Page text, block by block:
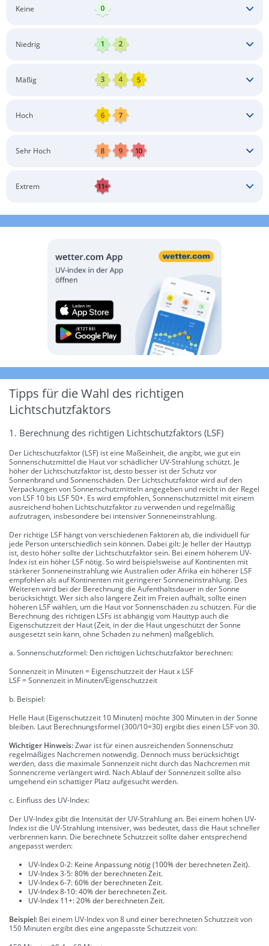
Keine
Niedrig
Mäßig
Langärmlige Bekleidung
Hoch
Langärmlige Bekleidung
Sonnenbrille
Sehr Hoch
Langärmlige Bekleidung
Extrem
Tipps für die Wahl des richtigen
Lichtschutzfaktors
1. Berechnung des richtigen Lichtschutzfaktors (LSF)
Der Lichtschutzfaktor (LSF) ist eine Maßeinheit, die angibt, wie gut ein
Sonnenschutzmittel die Haut vor schädlicher UV-Strahlung schützt. Je
höher der Lichtschutzfaktor ist, desto besser ist der Schutz vor
Sonnenbrand und Sonnenschäden. Der Lichtschutzfaktor wird auf den
Verpackungen von Sonnenschutzmitteln angegeben und reicht in der Regel
von LSF 10 bis LSF 50+. Es wird empfohlen, Sonnenschutzmittel mit einem
ausreichend hohen Lichtschutzfaktor zu verwenden und regelmäßig
aufzutragen, insbesondere bei intensiver Sonneneinstrahlung.
Der richtige LSF hängt von verschiedenen Faktoren ab, die individuell für
jede Person unterschiedlich sein können. Dabei gilt: Je heller der Hauttyp
ist, desto höher sollte der Lichtschutzfaktor sein. Bei einem höherem UV-
Index ist ein höher LSF nötig. So wird beispielsweise auf Kontinenten mit
stärkerer Sonneneinstrahlung wie Australien oder Afrika ein höherer LSF
empfohlen als auf Kontinenten mit geringerer Sonneneinstrahlung. Des
Weiteren wird bei der Berechnung die Aufenthaltsdauer in der Sonne
berücksichtigt. Wer sich also längere Zeit im Freien aufhält, sollte einen
höheren LSF wählen, um die Haut vor Sonnenschäden zu schützen. Für die
Berechnung des richtigen LSFs ist abhängig vom Hauttyp auch die
Eigenschutzzeit der Haut (Zeit, in der die Haut ungeschützt der Sonne
ausgesetzt sein kann, ohne Schaden zu nehmen) maßgeblich.
a. Sonnenschutzformel: Den richtigen Lichtschutzfaktor berechnen:
Sonnenzeit in Minuten = Eigenschutzzeit der Haut x LSF
LSF = Sonnenzeit in Minuten/Eigenschutzzeit
b. Beispiel:
Helle Haut (Eigenschutzzeit 10 Minuten) möchte 300 Minuten in der Sonne
bleiben. Laut Berechnungsformel (300/10=30) ergibt dies einen LSF von 30.
Wichtiger Hinweis:Zwar ist für einen ausreichenden Sonnenschutz
regelmäßiges Nachcremen notwendig. Dennoch muss berücksichtigt
werden, dass die maximale Sonnenzeit nicht durch das Nachcremen mit
Sonnencreme verlängert wird. Nach Ablauf der Sonnenzeit sollte also
umgehend ein schattiger Platz aufgesucht werden.
c. Einfluss des UV-Index:
Der UV-Index gibt die Intensität der UV-Strahlung an. Bei einem hohen UV-
Index ist die UV-Strahlung intensiver, was bedeutet, dass die Haut schneller
verbrennen kann. Die berechnete Schutzzeit sollte daher entsprechend
angepasst werden:
UV-Index 0-2: Keine Anpassung nötig (100% der berechneten Zeit).
UV-Index 3-5: 80% der berechneten Zeit.
UV-Index 6-7: 60% der berechneten Zeit.
UV-Index 8-10: 40% der berechneten Zeit.
UV-Index 11+: 20% der berechneten Zeit.
Beispiel: Bei einem UV-Index von 8 und einer berechneten Schutzzeit von
150 Minuten ergibt dies eine angepasste Schutzzeit von: